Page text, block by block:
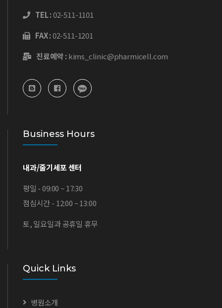
TEL :02-511-1101
FAX :02-511-1201
진료예약 :kims_clinic@pharmicell.com
Business Hours
내과/줄기세포 센터
평일 - 09:00 ~ 17:30
점심시간 - 12:00 ~ 13:00
토, 일요일과 공휴일 휴무
Quick Links
병원소개